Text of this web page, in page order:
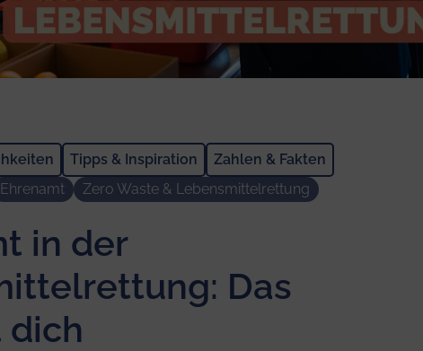
Tipps & Inspiration
Zahlen & Fakten
Ehrenamt Zero Waste & Lebensmittelrettung
in der
Das
dich